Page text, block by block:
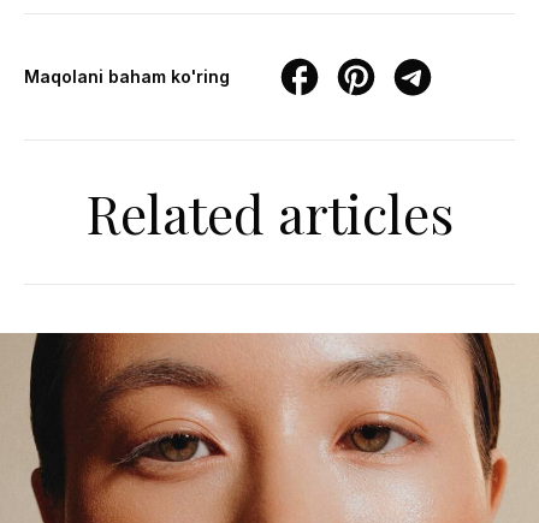
Maqolani baham ko'ring
Related articles